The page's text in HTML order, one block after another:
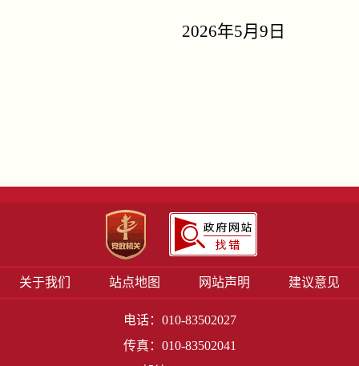
2026年5月9日
关于我们 站点地图 网站声明 建议意见
电话：010-83502027
传真：010-83502041